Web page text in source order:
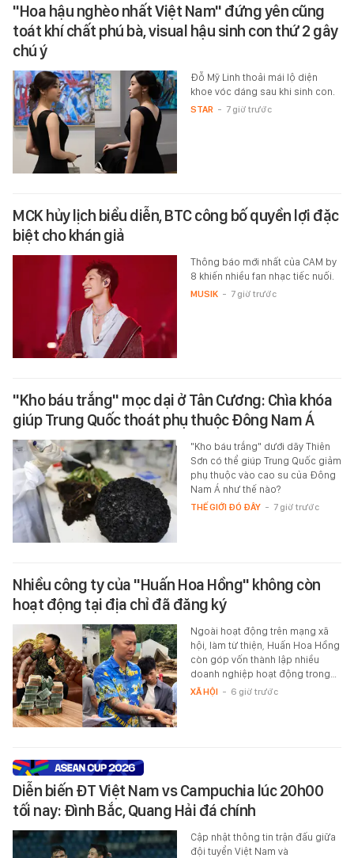
"Hoa hậu nghèo nhất Việt Nam" đứng yên cũng
toát khí chất phú bà, visual hậu sinh con thứ 2 gây
chú ý
Đỗ Mỹ Linh thoải mái lộ diện
khoe vóc dáng sau khi sinh con.
STAR - 7 giờ trước
MCK hủy lịch biểu diễn, BTC công bố quyền lợi đặc
biệt cho khán giả
Thông báo mới nhất của CAM by
8 khiến nhiều fan nhạc tiếc nuối.
MUSIK - 7 giờ trước
"Kho báu trắng" mọc dại ở Tân Cương: Chìa khóa
giúp Trung Quốc thoát phụ thuộc Đông Nam Á
"Kho báu trắng" dưới dãy Thiên
Sơn có thể giúp Trung Quốc giảm
phụ thuộc vào cao su của Đông
Nam Á như thế nào?
THẾ GIỚI ĐÓ ĐÂY - 7 giờ trước
Nhiều công ty của "Huấn Hoa Hồng" không còn
hoạt động tại địa chỉ đã đăng ký
Ngoài hoạt động trên mạng xã
hội, làm từ thiện, Huấn Hoa Hồng
còn góp vốn thành lập nhiều
doanh nghiệp hoạt động trong…
XÃ HỘI - 6 giờ trước
Diễn biến ĐT Việt Nam vs Campuchia lúc 20h00
tối nay: Đình Bắc, Quang Hải đá chính
Cập nhật thông tin trận đấu giữa
đội tuyển Việt Nam và